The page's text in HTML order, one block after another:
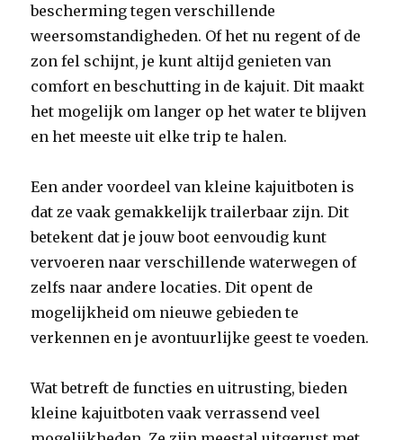
bescherming tegen verschillende
weersomstandigheden. Of het nu regent of de
zon fel schijnt, je kunt altijd genieten van
comfort en beschutting in de kajuit. Dit maakt
het mogelijk om langer op het water te blijven
en het meeste uit elke trip te halen.
Een ander voordeel van kleine kajuitboten is
dat ze vaak gemakkelijk trailerbaar zijn. Dit
betekent dat je jouw boot eenvoudig kunt
vervoeren naar verschillende waterwegen of
zelfs naar andere locaties. Dit opent de
mogelijkheid om nieuwe gebieden te
verkennen en je avontuurlijke geest te voeden.
Wat betreft de functies en uitrusting, bieden
kleine kajuitboten vaak verrassend veel